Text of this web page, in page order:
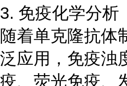
3. 免疫化学分析
随着单克隆抗体
泛应用，免疫浊
疫、荧光免疫、